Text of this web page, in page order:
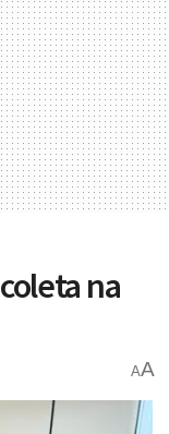
na
AA